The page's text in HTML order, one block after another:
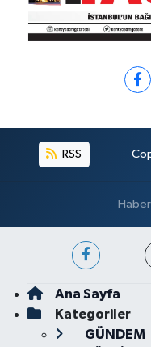
RSS
Haber
Ana Sayfa
Kategoriler
GÜNDEM